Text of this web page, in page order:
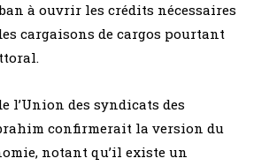
à ouvrir les crédits nécessaires
cargaisons de cargos pourtant
l’Union des syndicats des
confirmerait la version du
notant qu’il existe un